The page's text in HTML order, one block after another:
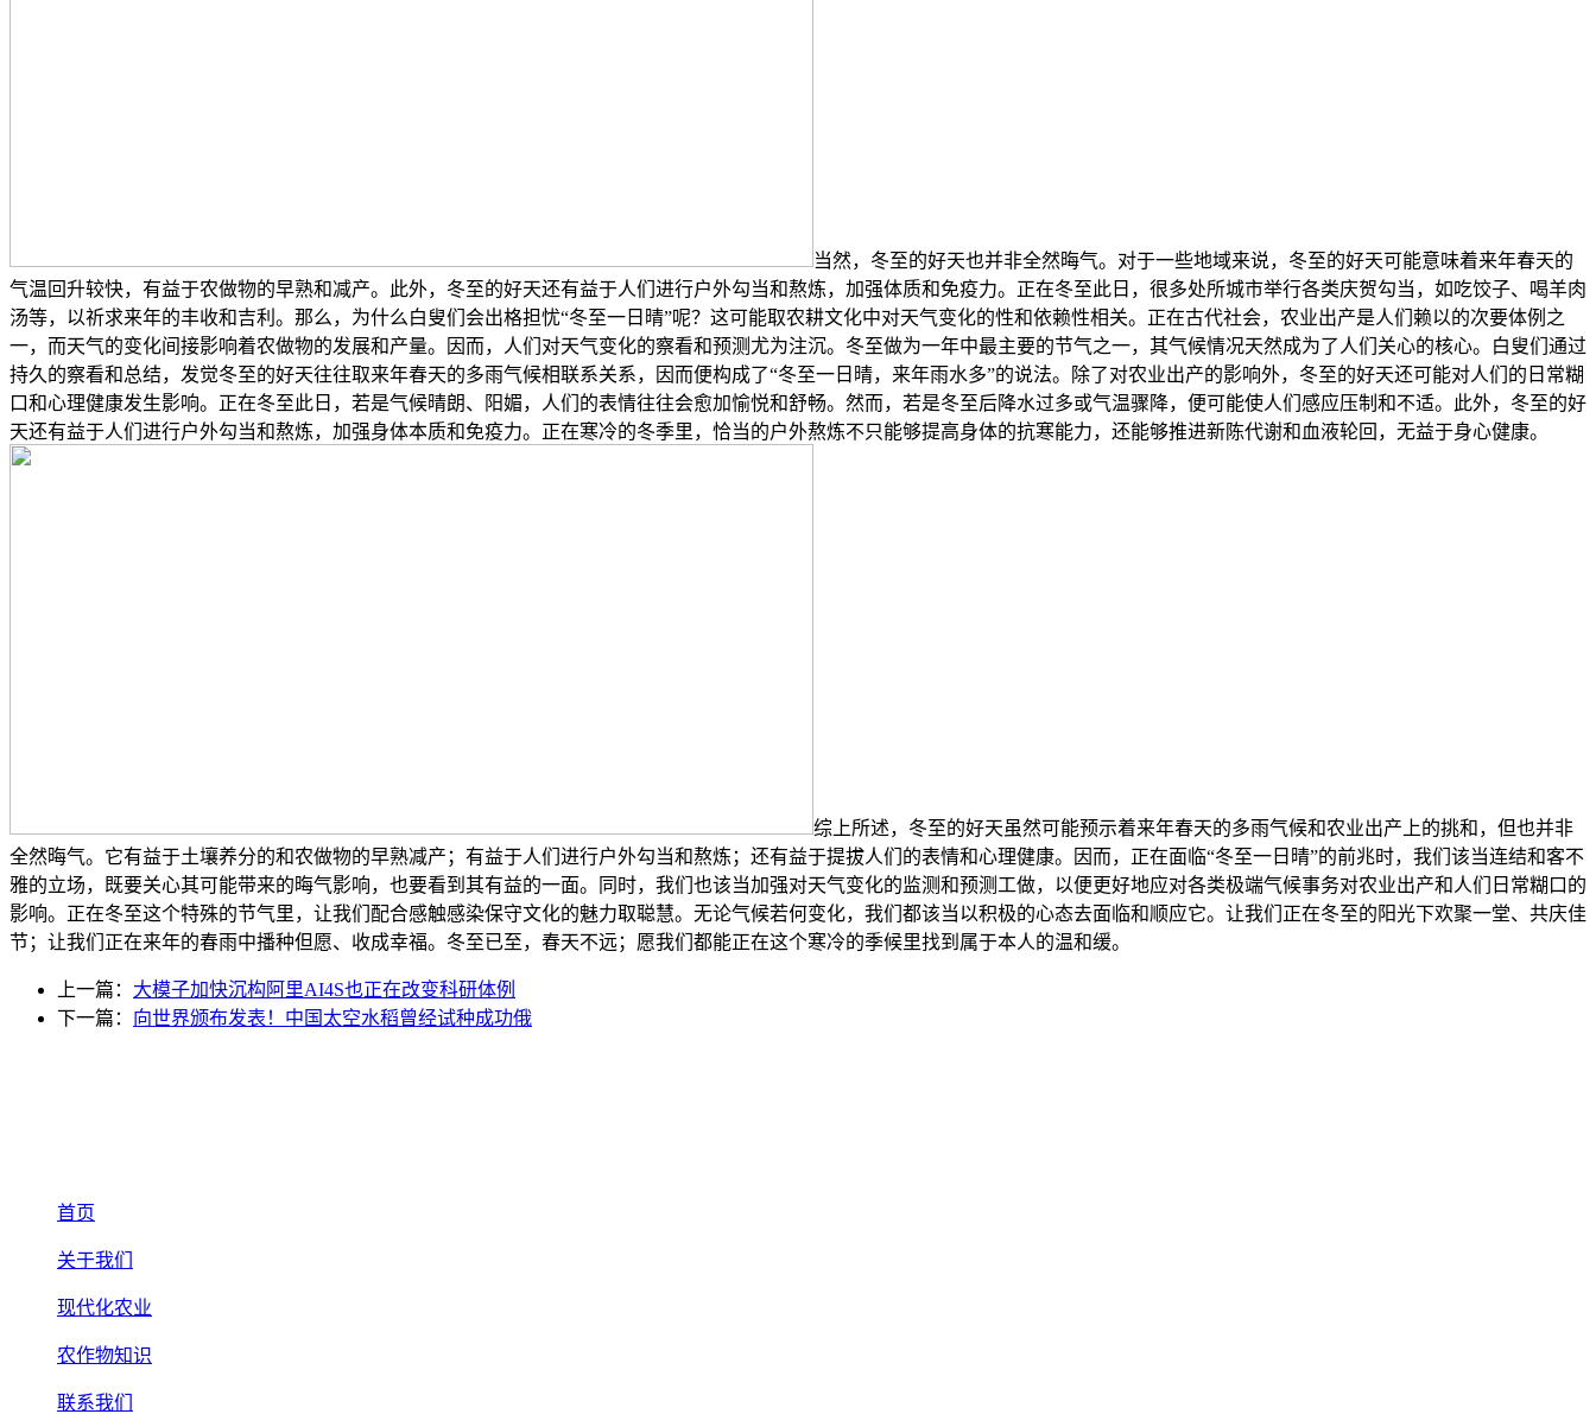
当然，冬至的好天也并非全然晦气。对于一些地域来说，冬至的好天可能意味着来年春天的
气温回升较快，有益于农做物的早熟和减产。此外，冬至的好天还有益于人们进行户外勾当和熬炼，加强体质和免疫力。正在冬至此日，很多处所城市举行各类庆贺勾当，如吃饺子、喝羊肉
汤等，以祈求来年的丰收和吉利。那么，为什么白叟们会出格担忧“冬至一日晴”呢？这可能取农耕文化中对天气变化的性和依赖性相关。正在古代社会，农业出产是人们赖以的次要体例之
一，而天气的变化间接影响着农做物的发展和产量。因而，人们对天气变化的察看和预测尤为注沉。冬至做为一年中最主要的节气之一，其气候情况天然成为了人们关心的核心。白叟们通过
持久的察看和总结，发觉冬至的好天往往取来年春天的多雨气候相联系关系，因而便构成了“冬至一日晴，来年雨水多”的说法。除了对农业出产的影响外，冬至的好天还可能对人们的日常糊
口和心理健康发生影响。正在冬至此日，若是气候晴朗、阳媚，人们的表情往往会愈加愉悦和舒畅。然而，若是冬至后降水过多或气温骤降，便可能使人们感应压制和不适。此外，冬至的好
天还有益于人们进行户外勾当和熬炼，加强身体本质和免疫力。正在寒冷的冬季里，恰当的户外熬炼不只能够提高身体的抗寒能力，还能够推进新陈代谢和血液轮回，无益于身心健康。
综上所述，冬至的好天虽然可能预示着来年春天的多雨气候和农业出产上的挑和，但也并非
全然晦气。它有益于土壤养分的和农做物的早熟减产；有益于人们进行户外勾当和熬炼；还有益于提拔人们的表情和心理健康。因而，正在面临“冬至一日晴”的前兆时，我们该当连结和客不
雅的立场，既要关心其可能带来的晦气影响，也要看到其有益的一面。同时，我们也该当加强对天气变化的监测和预测工做，以便更好地应对各类极端气候事务对农业出产和人们日常糊口的
影响。正在冬至这个特殊的节气里，让我们配合感触感染保守文化的魅力取聪慧。无论气候若何变化，我们都该当以积极的心态去面临和顺应它。让我们正在冬至的阳光下欢聚一堂、共庆佳
节；让我们正在来年的春雨中播种但愿、收成幸福。冬至已至，春天不远；愿我们都能正在这个寒冷的季候里找到属于本人的温和缓。
上一篇： 大模子加快沉构阿里AI4S也正在改变科研体例
下一篇： 向世界颁布发表！中国太空水稻曾经试种成功俄
首页
关于我们
现代化农业
农作物知识
联系我们